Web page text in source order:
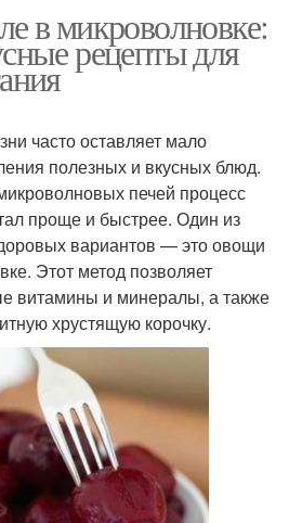
в микроволновке:
рецепты для
часто оставляет мало
полезных и вкусных блюд.
печей процесс
проще и быстрее. Один из
вариантов — это овощи
Этот метод позволяет
витамины и минералы, а также
хрустящую корочку.